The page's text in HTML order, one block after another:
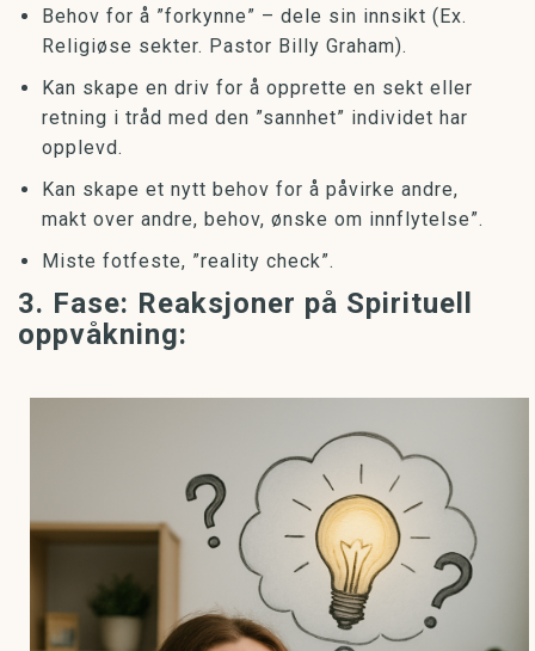
Behov for å ”forkynne” – dele sin innsikt (Ex.
Religiøse sekter. Pastor Billy Graham).
Kan skape en driv for å opprette en sekt eller
retning i tråd med den ”sannhet” individet har
opplevd.
Kan skape et nytt behov for å påvirke andre,
makt over andre, behov, ønske om innflytelse”.
Miste fotfeste, ”reality check”.
3. Fase: Reaksjoner på Spirituell
oppvåkning: